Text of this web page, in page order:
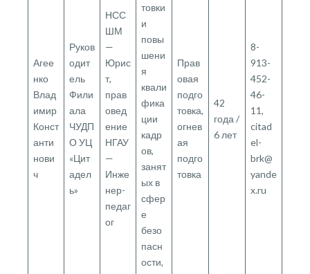
Агее
нко
Влад
имир
Конст
анти
нови
ч
Руков
одит
ель
Фили
ала
ЧУДП
О УЦ
«Цит
адел
ь»
НСС
ШМ
—
Юрис
т,
прав
овед
ение
НГАУ
—
Инже
нер-
педаг
ог
товки
и
повы
шени
я
квали
фика
ции
кадр
ов,
занят
ых в
сфер
е
безо
пасн
ости,
Прав
овая
подго
товка,
огнев
ая
подго
товка
42
года /
6 лет
8-
913-
452-
46-
11,
citad
el-
brk@
yande
x.ru